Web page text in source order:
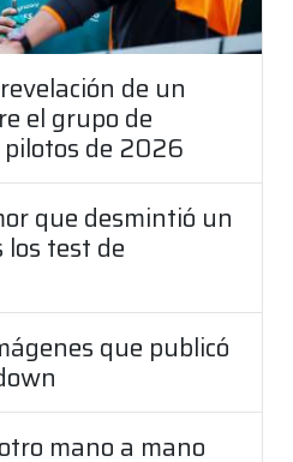
de un
el grupo de
de 2026
que desmintió un
test de
que publicó
mano a mano